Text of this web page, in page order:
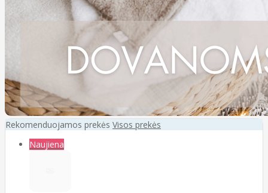
Rekomenduojamos prekės Visos prekės
Naujiena